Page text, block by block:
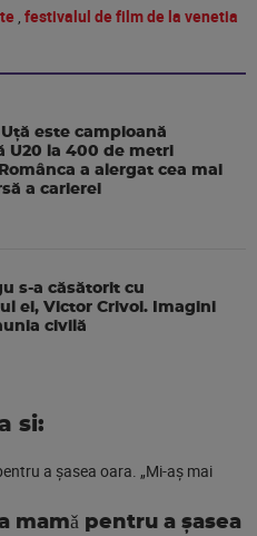
, festivalul de film de la venetia
este campioană
U20 la 400 de metri
a alergat cea mai
a carierei
s-a căsătorit cu
ei, Victor Crivoi. Imagini
civilă
si:
mamǎ pentru a şasea